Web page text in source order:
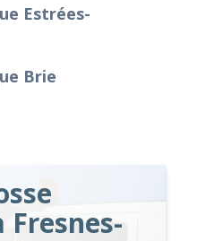
Estrées-
Brie